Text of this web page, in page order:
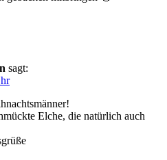
sagt:
Elche, die natürlich auch